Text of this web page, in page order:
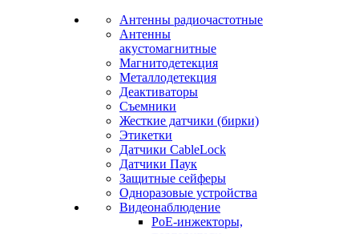
Антенны радиочастотные
Антенны
акустомагнитные
Магнитодетекция
Металлодетекция
Деактиваторы
Съемники
Жесткие датчики (бирки)
Этикетки
Датчики CableLock
Датчики Паук
Защитные сейферы
Одноразовые устройства
Видеонаблюдение
PoE-инжекторы,